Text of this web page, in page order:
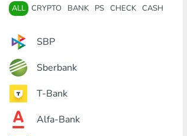
ALL CRYPTO BANK PS CHECK CASH
SBP
Sberbank
T-Bank
Alfa-Bank